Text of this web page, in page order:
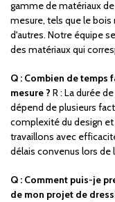
gamme de matériaux
mesure, tels que le
d'autres. Notre équipe
des matériaux qui
Q : Combien de temps
mesure ? R : La durée
dépend de plusieurs
complexité du design
travaillons avec
délais convenus lors de
Q : Comment puis-je
de mon projet de